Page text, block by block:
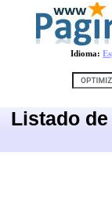
Idioma:
Listado